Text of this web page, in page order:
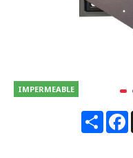
IMPERMEABLE
Share